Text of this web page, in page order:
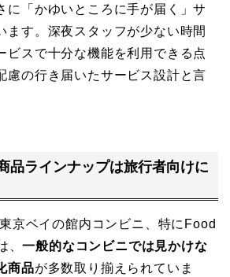
に「かゆいところに手が届く」サ
ます。深夜スタッフが少ない時間
ビスで十分な機能を利用できる点
慮の行き届いたサービス設計と言
品ラインナップは旅行者向けに
京ベイの館内コンビニ、特にFood
、一般的なコンビニでは見かけな
商品が多数取り揃えられていま